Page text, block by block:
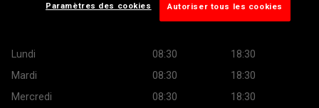
Lundi 08:30
18:30
Mardi
08:30
18:30
Mercredi
08:30
18:30
Paramètres des cookies Autoriser tous les cookies